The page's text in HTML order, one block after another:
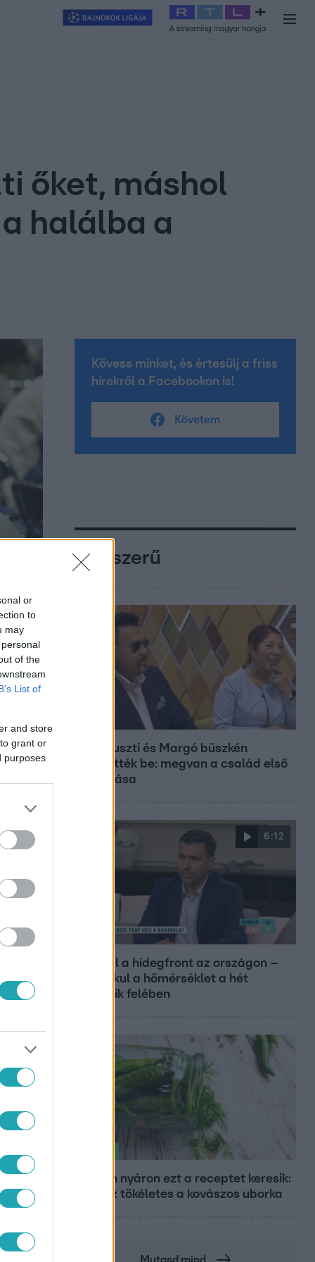
or
to
may
of the
List of
and store
grant or
purposes
Exek csatája 2026 Celeb vagyok, ments ki innen
őket, máshol
halálba a
Kövess minket, és értesülj a friss
hírekről a Facebookon is!
Követem
Népszerű
Bódi Guszti és Margó büszkén
jelentették be: megvan a család első
diplomása
6:12
Átvonul a hidegfront az országon –
így alakul a hőmérséklet a hét
második felében
Minden nyáron ezt a receptet keresik:
így lesz tökéletes a kovászos uborka
Mutasd mind